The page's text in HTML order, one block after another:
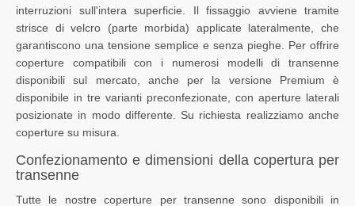
interruzioni sull'intera superficie. Il fissaggio avviene tramite
strisce di velcro (parte morbida) applicate lateralmente, che
garantiscono una tensione semplice e senza pieghe. Per offrire
coperture compatibili con i numerosi modelli di transenne
disponibili sul mercato, anche per la versione Premium è
disponibile in tre varianti preconfezionate, con aperture laterali
posizionate in modo differente. Su richiesta realizziamo anche
coperture su misura.
Confezionamento e dimensioni della copertura per
transenne
Tutte le nostre coperture per transenne sono disponibili in